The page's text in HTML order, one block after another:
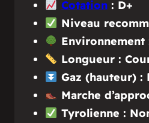
Cotation: D+
Niveau
Environnement
Longueur :
Gaz (hauteur) :
Marche
Tyrolienne :